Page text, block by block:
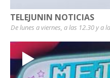
TELEJUNIN NOTICIAS
De lunes a viernes, a las 12.30 y a